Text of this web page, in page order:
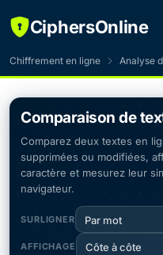
CiphersOnline
Chiffrement en ligne Analyse
Comparaison de
Comparez deux textes en
supprimées ou modifiées,
caractère et mesurez leur
navigateur.
SURLIGNER Par mot
AFFICHAGE Côte à côte